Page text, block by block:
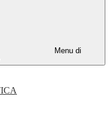
Menu di